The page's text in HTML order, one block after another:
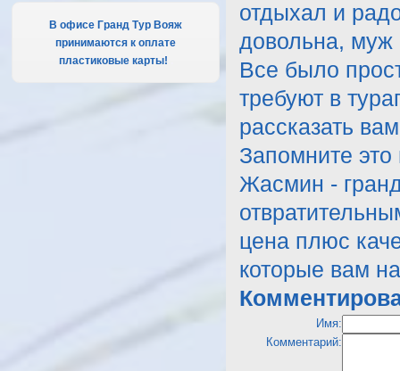
В офисе Гранд Тур Вояж
принимаются к оплате
пластиковые карты!
отдыхал и
довольна, муж
Все было
требуют в
рассказать
Запомните
Жасмин -
цена плюс
которые вам
Имя:
Комментарий: